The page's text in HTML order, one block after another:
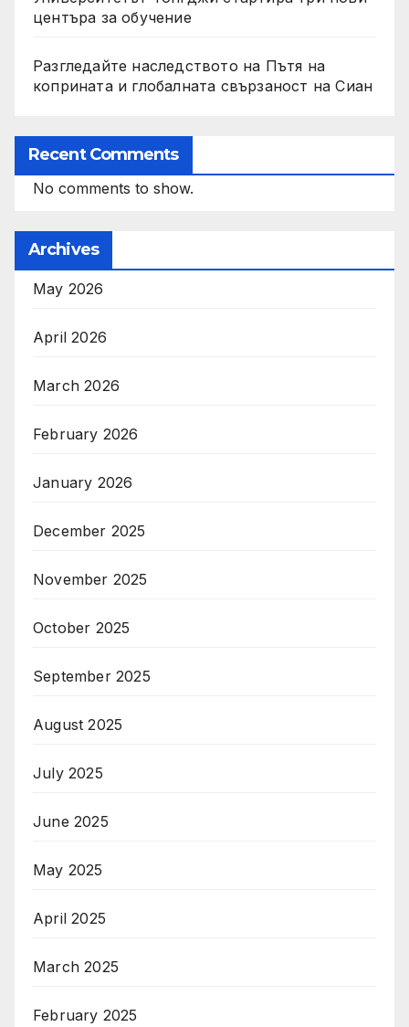
центъра за обучение
Разгледайте наследството на Пътя на
коприната и глобалната свързаност на Сиан
Recent Comments
No comments to show.
Archives
May 2026
April 2026
March 2026
February 2026
January 2026
December 2025
November 2025
October 2025
September 2025
August 2025
July 2025
June 2025
May 2025
April 2025
March 2025
February 2025